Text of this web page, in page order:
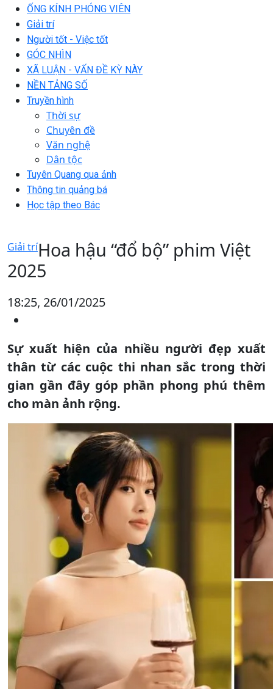
ỐNG KÍNH PHÓNG VIÊN
Giải trí
Người tốt - Việc tốt
GÓC NHÌN
XÃ LUẬN - VẤN ĐỀ KỲ NÀY
NỀN TẢNG SỐ
Truyền hình
Thời sự
Chuyên đề
Văn nghệ
Dân tộc
Tuyên Quang qua ảnh
Thông tin quảng bá
Học tập theo Bác
Giải tríHoa hậu “đổ bộ” phim Việt
2025
18:25, 26/01/2025
Sự xuất hiện của nhiều người đẹp xuất
thân từ các cuộc thi nhan sắc trong thời
gian gần đây góp phần phong phú thêm
cho màn ảnh rộng.